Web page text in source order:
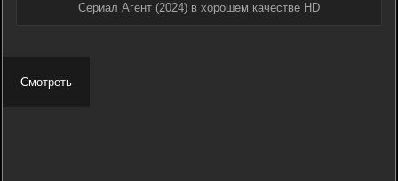
Сериал Агент (2024) в хорошем качестве HD
Смотреть